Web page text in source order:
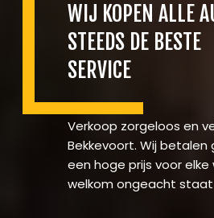
WIJ KOPEN ALLE
STEEDS DE BESTE
SERVICE
Verkoop zorgeloos en
Bekkevoort. Wij
een hoge prijs voor
welkom ongeacht